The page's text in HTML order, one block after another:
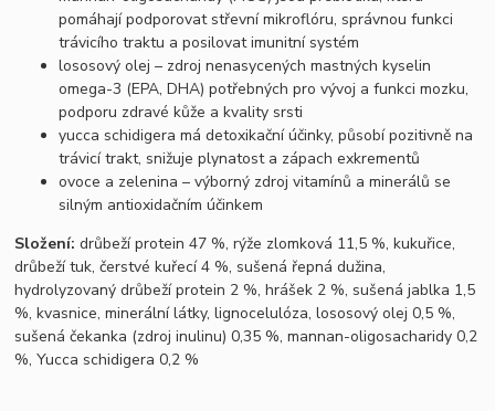
pomáhají podporovat střevní mikroflóru, správnou funkci
trávicího traktu a posilovat imunitní systém
lososový olej – zdroj nenasycených mastných kyselin
omega-3 (EPA, DHA) potřebných pro vývoj a funkci mozku,
podporu zdravé kůže a kvality srsti
yucca schidigera má detoxikační účinky, působí pozitivně na
trávicí trakt, snižuje plynatost a zápach exkrementů
ovoce a zelenina – výborný zdroj vitamínů a minerálů se
silným antioxidačním účinkem
Složení: drůbeží protein 47 %, rýže zlomková 11,5 %, kukuřice,
drůbeží tuk, čerstvé kuřecí 4 %, sušená řepná dužina,
hydrolyzovaný drůbeží protein 2 %, hrášek 2 %, sušená jablka 1,5
%, kvasnice, minerální látky, lignocelulóza, lososový olej 0,5 %,
sušená čekanka (zdroj inulinu) 0,35 %, mannan-oligosacharidy 0,2
%, Yucca schidigera 0,2 %